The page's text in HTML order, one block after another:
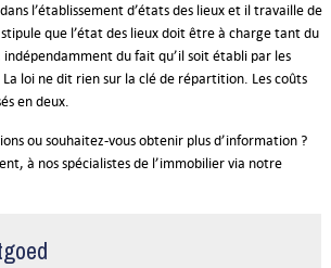
l’établissement d’états des lieux et il travaille de
que l’état des lieux doit être à charge tant du
du fait qu’il soit établi par les
loi ne dit rien sur la clé de répartition. Les coûts
en deux.
ou souhaitez-vous obtenir plus d’information ?
à nos spécialistes de l’immobilier via notre